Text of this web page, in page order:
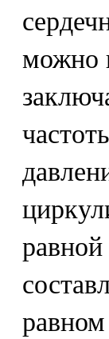
можно